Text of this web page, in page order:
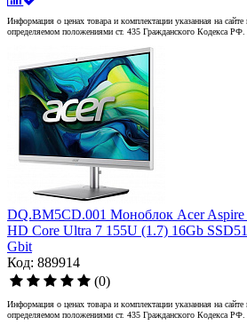
Информация о ценах товара и комплектации указанная на
определяемом положениями ст. 435 Гражданского Кодекса РФ.
DQ.BM5CD.001 Моноблок Acer Aspire
HD Core Ultra 7 155U (1.7) 16Gb
Gbit
Код: 889914
(0)
Информация о ценах товара и комплектации указанная на
определяемом положениями ст. 435 Гражданского Кодекса РФ.